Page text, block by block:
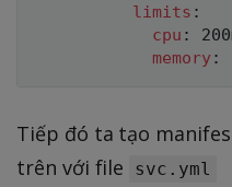
limits :
cpu :
memory :
Tiếp đó ta tạo
trên với file
svc.yml